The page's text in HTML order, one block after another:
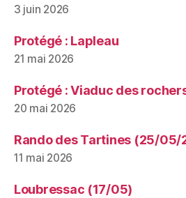
3 juin 2026
Protégé : Lapleau
21 mai 2026
Protégé : Viaduc des
20 mai 2026
Rando des Tartines (25/05/
11 mai 2026
Loubressac (17/05)